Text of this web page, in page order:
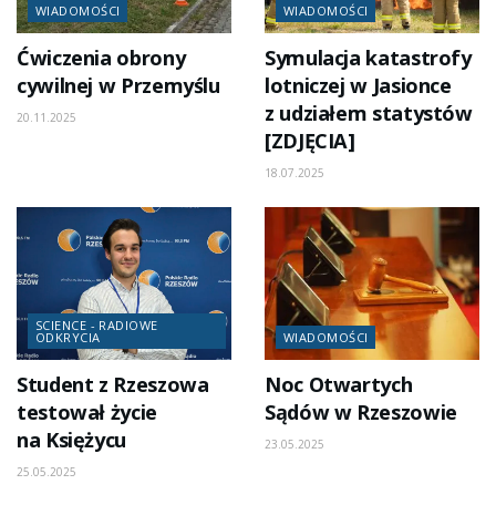
WIADOMOŚCI
Ćwiczenia obrony
cywilnej w Przemyślu
20.11.2025
WIADOMOŚCI
Symulacja katastrofy
lotniczej w Jasionce
z udziałem statystów
[ZDJĘCIA]
18.07.2025
SCIENCE - RADIOWE
ODKRYCIA
Student z Rzeszowa
testował życie
na Księżycu
25.05.2025
WIADOMOŚCI
Noc Otwartych
Sądów w Rzeszowie
23.05.2025